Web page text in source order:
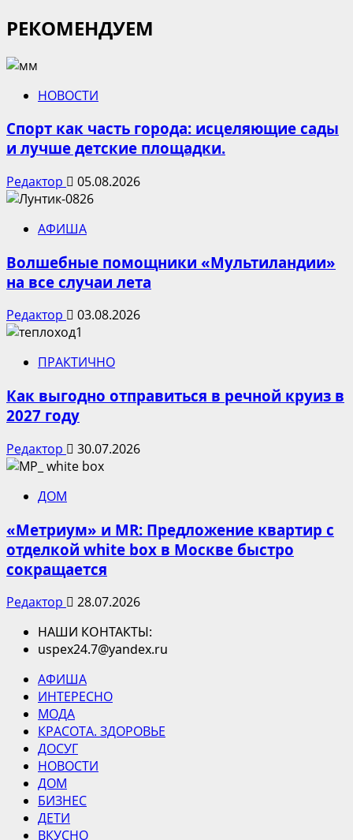
РЕКОМЕНДУЕМ
НОВОСТИ
Спорт как часть города: исцеляющие сады
и лучше детские площадки.
Редактор 05.08.2026
АФИША
Волшебные помощники «Мультиландии»
на все случаи лета
Редактор 03.08.2026
ПРАКТИЧНО
Как выгодно отправиться в речной круиз в
2027 году
Редактор 30.07.2026
ДОМ
«Метриум» и MR: Предложение квартир с
отделкой white box в Москве быстро
сокращается
Редактор
28.07.2026
НАШИ КОНТАКТЫ:
uspex24.7@yandex.ru
АФИША
ИНТЕРЕСНО
МОДА
КРАСОТА. ЗДОРОВЬЕ
ДОСУГ
НОВОСТИ
ДОМ
БИЗНЕС
ДЕТИ
ВКУСНО